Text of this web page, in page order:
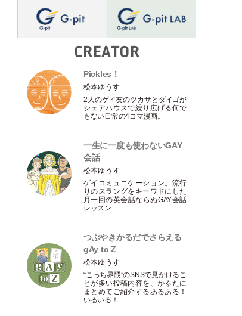
CREATOR
Pickles！
松本ゆうす
2人のゲイ友のツカサとダイゴが
シェアハウスで繰り広げる何で
もない日常の4コマ漫画。
一生に一度も使わないGAY
会話
松本ゆうす
ゲイコミュニケーション。流行
りのスラングをキーワドにした
月一回の英会話ならぬGAY会話
レッスン
つぶやきかるだでさらえる
gAy to Z
松本ゆうす
“こっち界隈”のSNSで見かけるこ
とが多い投稿内容を、かるたに
まとめてご紹介するあるある！
いるいる！